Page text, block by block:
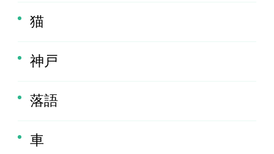
猫
神戸
落語
車